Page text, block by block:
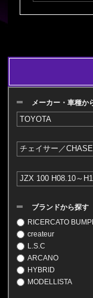
メーカー・車種か
ブランドから探す
RICERCATO
createur
L.S.C
ARCANO
HYBRID
MODELLISTA